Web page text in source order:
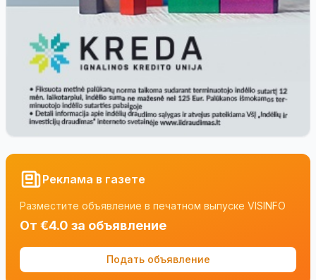
Реклама в газете
Разместите объявление в печатном выпуске VISINFO
От €4.0 за объявление
Подать объявление